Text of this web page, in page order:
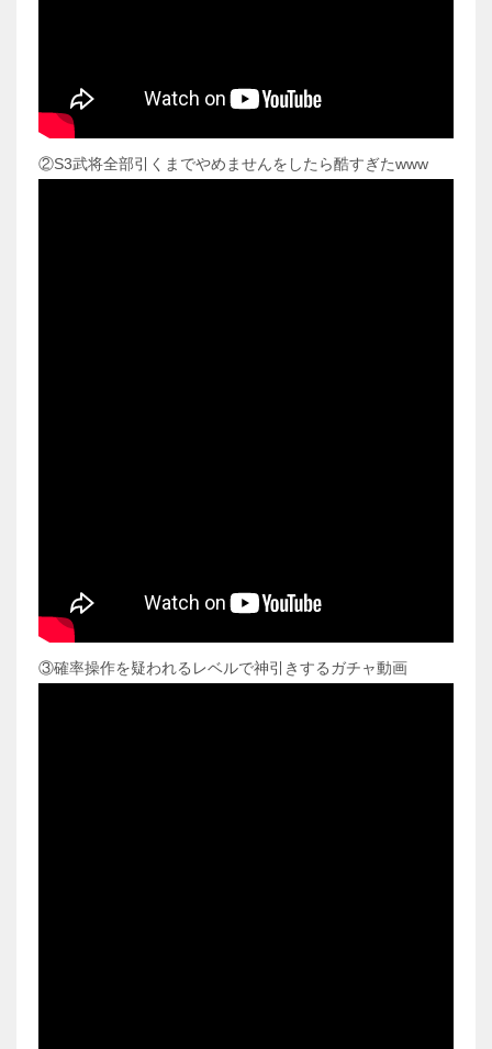
②S3武将全部引くまでやめませんをしたら酷すぎたwww
③確率操作を疑われるレベルで神引きするガチャ動画